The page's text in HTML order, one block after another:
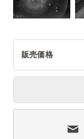
販売価格